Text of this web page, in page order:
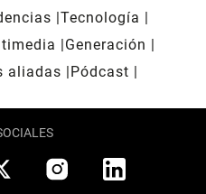
Tecnología
Generación
aliadas
Pódcast